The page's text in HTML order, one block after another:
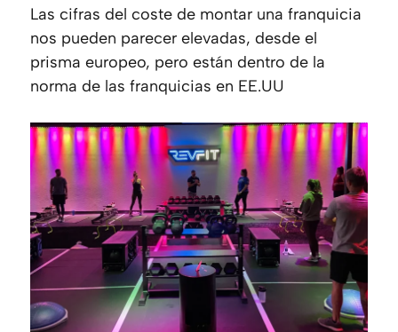
Las cifras del coste de montar una franquicia
nos pueden parecer elevadas, desde el
prisma europeo, pero están dentro de la
norma de las franquicias en EE.UU